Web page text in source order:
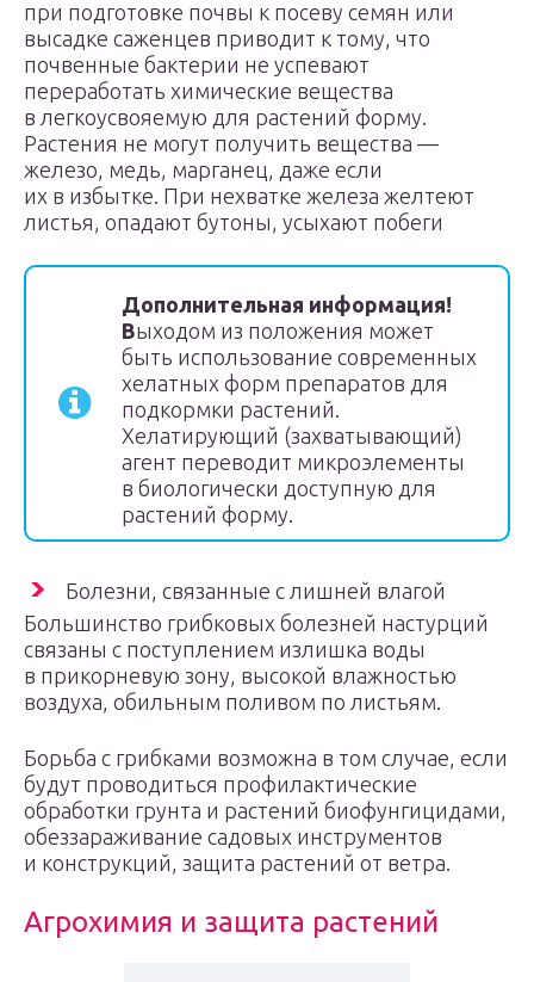
при подготовке почвы к посеву семян или
высадке саженцев приводит к тому, что
почвенные бактерии не успевают
переработать химические вещества
в легкоусвояемую для растений форму.
Растения не могут получить вещества —
железо, медь, марганец, даже если
их в избытке. При нехватке железа желтеют
листья, опадают бутоны, усыхают побеги
Дополнительная информация!
Выходом из положения может
быть использование современных
хелатных форм препаратов для
подкормки растений.
Хелатирующий (захватывающий)
агент переводит микроэлементы
в биологически доступную для
растений форму.
Болезни, связанные с лишней влагой
Большинство грибковых болезней настурций
связаны с поступлением излишка воды
в прикорневую зону, высокой влажностью
воздуха, обильным поливом по листьям.
Борьба с грибками возможна в том случае, если
будут проводиться профилактические
обработки грунта и растений биофунгицидами,
обеззараживание садовых инструментов
и конструкций, защита растений от ветра.
Агрохимия и защита растений